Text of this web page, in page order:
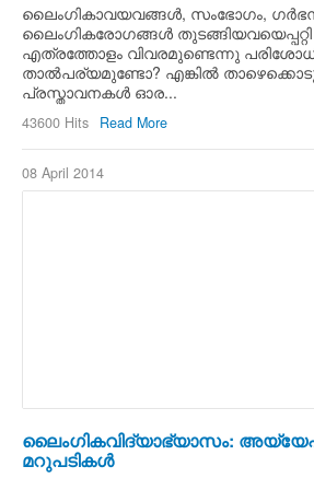
ലൈംഗികാവയവങ്ങള്‍, സംഭോഗം,
ലൈംഗികരോഗങ്ങള്‍ തുടങ്ങിയവയെപ്പറ്റി
എത്രത്തോളം വിവരമുണ്ടെന്നു
താല്‍പര്യമുണ്ടോ? എങ്കില്‍
പ്രസ്താവനകള്‍ ഓര...
43600 Hits Read More
08 April 2014
ലൈംഗികവിദ്യാഭ്യാസം:
മറുപടികള്‍